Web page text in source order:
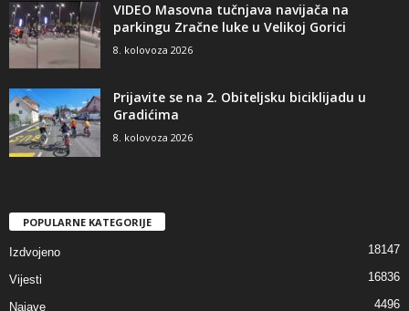
VIDEO Masovna tučnjava navijača na
parkingu Zračne luke u Velikoj Gorici
8. kolovoza 2026
Prijavite se na 2. Obiteljsku biciklijadu u
Gradićima
8. kolovoza 2026
POPULARNE KATEGORIJE
Izdvojeno 18147
Vijesti 16836
Najave 4496